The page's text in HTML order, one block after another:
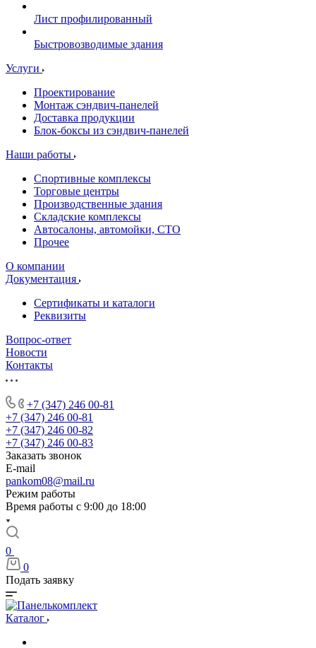
Лист профилированный
Быстровозводимые здания
Услуги
Проектирование
Монтаж сэндвич-панелей
Доставка продукции
Блок-боксы из сэндвич-панелей
Наши работы
Спортивные комплексы
Торговые центры
Производственные здания
Складские комплексы
Автосалоны, автомойки, СТО
Прочее
О компании
Документация
Сертификаты и каталоги
Реквизиты
Вопрос-ответ
Новости
Контакты
+7 (347) 246 00-81
+7 (347) 246 00-81
+7 (347) 246 00-82
+7 (347) 246 00-83
Заказать звонок
E-mail
pankom08@mail.ru
Режим работы
Время работы с 9:00 до 18:00
0
0
Подать заявку
Каталог